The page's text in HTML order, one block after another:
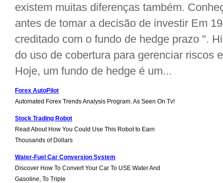
existem muitas diferenças também.
antes de tomar a decisão de investir Em
creditado com o fundo de hedge prazo ".
do uso de cobertura para gerenciar riscos
Hoje, um fundo de hedge é um...
Forex AutoPilot
Automated Forex Trends Analysis Program. As Seen On Tv!
Stock Trading Robot
Read About How You Could Use This Robot to Earn
Thousands of Dollars
Water-Fuel Car Conversion System
Discover How To Convert Your Car To USE Water And
Gasoline, To Triple